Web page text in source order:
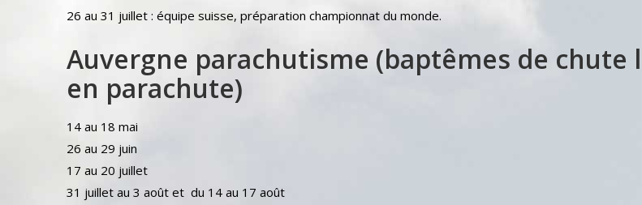
26 au 31 juillet : équipe suisse, préparation championnat du monde.
Auvergne parachutisme (baptêmes de chute
en parachute)
14 au 18 mai
26 au 29 juin
17 au 20 juillet
31 juillet au 3 août et du 14 au 17 août